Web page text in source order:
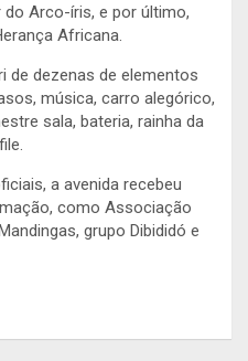
Arco-íris, e por último,
Africana.
de dezenas de elementos
música, carro alegórico,
sala, bateria, rainha da
a avenida recebeu
como Associação
grupo Dibididó e